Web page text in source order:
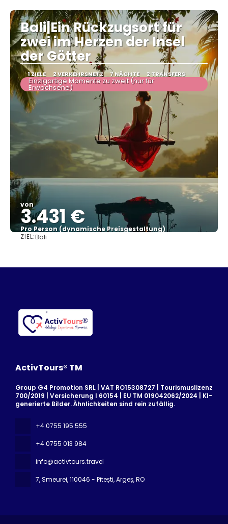
Bali|Ein Rückzugsort für
zwei im Herzen der Insel
der Götter
1 ZIELE 2 VERKEHRSNETZ 7 NÄCHTE 2 TRANSFERS
Einzigartige Momente zu zweit (nur für
Erwachsene)
von
3.431 €
Pro Person (dynamische Preisgestaltung)
ZIEL:Bali
ActivTours® TM
Group G4 Promotion SRL | VAT RO15308727 | Tourismuslizenz
700/2019 | Versicherung I 60154 | EU TM 019042062/2024 | KI-
generierte Bilder. Ähnlichkeiten sind rein zufällig.
+4 0755 195 555
+4 0755 013 984
info@activtours.travel
7, Smeurei, 110046 - Pitești, Argeș, RO